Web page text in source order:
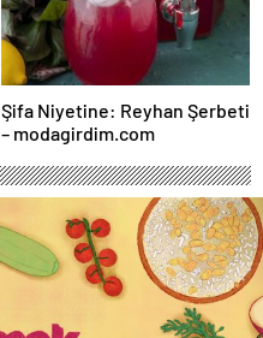
Şifa Niyetine: Reyhan Şerbeti
– modagirdim.com